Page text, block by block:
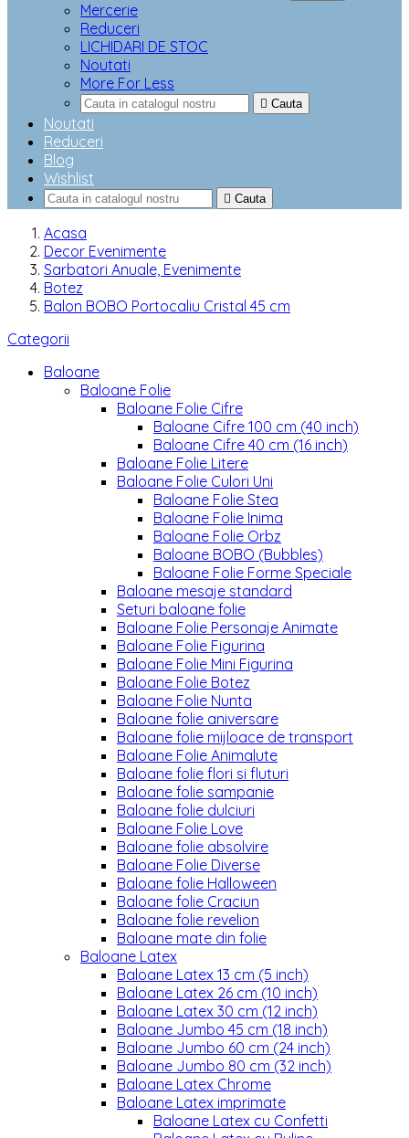
Mercerie
Reduceri
LICHIDARI DE STOC
Noutati
More For Less
 Cauta
Noutati
Reduceri
Blog
Wishlist
 Cauta
Acasa
Decor Evenimente
Sarbatori Anuale, Evenimente
Botez
Balon BOBO Portocaliu Cristal 45 cm
Categorii
Baloane
Baloane Folie
Baloane Folie Cifre
Baloane Cifre 100 cm (40 inch)
Baloane Cifre 40 cm (16 inch)
Baloane Folie Litere
Baloane Folie Culori Uni
Baloane Folie Stea
Baloane Folie Inima
Baloane Folie Orbz
Baloane BOBO (Bubbles)
Baloane Folie Forme Speciale
Baloane mesaje standard
Seturi baloane folie
Baloane Folie Personaje Animate
Baloane Folie Figurina
Baloane Folie Mini Figurina
Baloane Folie Botez
Baloane Folie Nunta
Baloane folie aniversare
Baloane folie mijloace de transport
Baloane Folie Animalute
Baloane folie flori si fluturi
Baloane folie sampanie
Baloane folie dulciuri
Baloane Folie Love
Baloane folie absolvire
Baloane Folie Diverse
Baloane folie Halloween
Baloane folie Craciun
Baloane folie revelion
Baloane mate din folie
Baloane Latex
Baloane Latex 13 cm (5 inch)
Baloane Latex 26 cm (10 inch)
Baloane Latex 30 cm (12 inch)
Baloane Jumbo 45 cm (18 inch)
Baloane Jumbo 60 cm (24 inch)
Baloane Jumbo 80 cm (32 inch)
Baloane Latex Chrome
Baloane Latex imprimate
Baloane Latex cu Confetti